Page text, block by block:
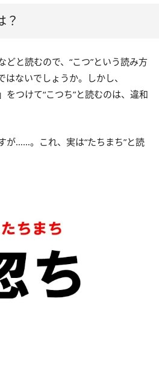
？
どと読むので、“こつ”という読み方
ないでしょうか。しかし、
をつけて“こつち”と読むのは、違和
が……。これ、実は“たちまち”と読